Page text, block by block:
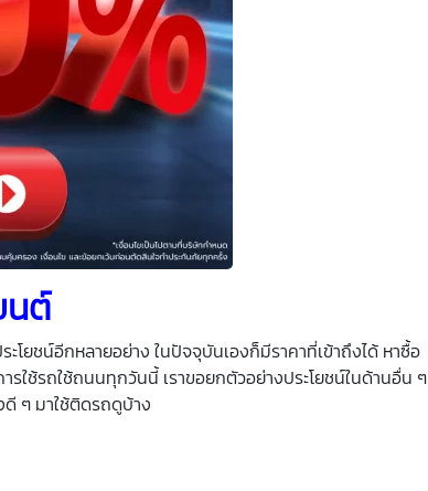
นต์
โยชน์อีกหลายอย่าง ในปัจจุบันเองก็มีราคาที่เข้าถึงได้ หาซื้อ
ใช้รถใช้ถนนทุกวันนี้ เราขอยกตัวอย่างประโยชน์ในด้านอื่น ๆ
ๆ มาใช้ติดรถดูบ้าง